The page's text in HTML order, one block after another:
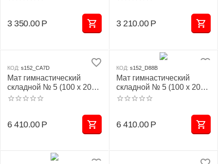
3 350.00 Р 3 210.00 Р
КОД: s152_CA7D
Мат гимнастический
складной № 5 (100 х 200 х
10) см бежевый
6 410.00 Р
КОД: s152_D88B
Мат гимнастический
складной № 5 (100 х 200 х
10) см красно/жёлтый
6 410.00 Р